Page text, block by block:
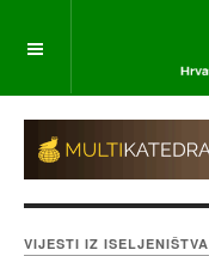
VIJESTI IZ ISELJENIŠTVA